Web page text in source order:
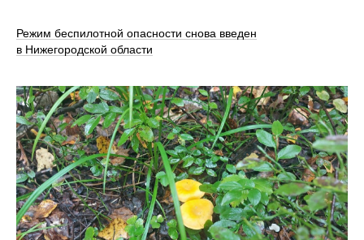
Режим беспилотной опасности снова введен
в Нижегородской области